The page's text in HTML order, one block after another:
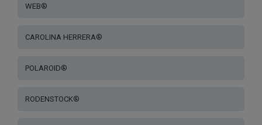
WEB®
CAROLINA HERRERA®
POLAROID®
RODENSTOCK®